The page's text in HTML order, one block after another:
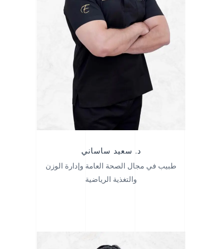
د. سعيد ساساني
طبيب في مجال الصحة العامة وإدارة الوزن
والتغذية الرياضية